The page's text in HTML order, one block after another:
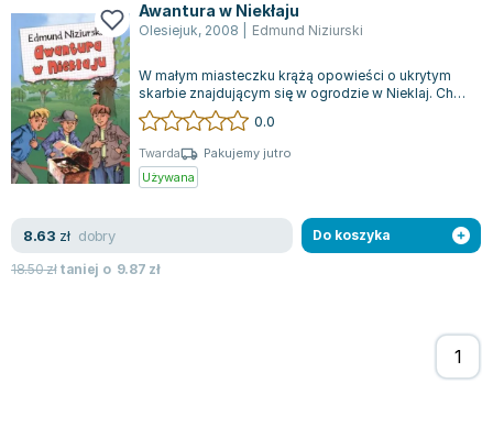
Awantura w Niekłaju
Olesiejuk, 2008 Edmund Niziurski
W małym miasteczku krążą opowieści o ukrytym
skarbie znajdującym się w ogrodzie w Nieklaj. Choć
wiele osób traktuje je jako niepot...
0.0
Twarda
Pakujemy jutro
Używana
8.63 zł dobry
18.50złtaniej o 9.87 zł
Do koszyka